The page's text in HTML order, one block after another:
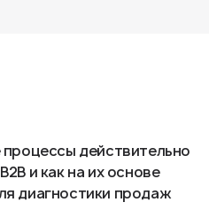
действительно
и как на их основе
диагностики продаж